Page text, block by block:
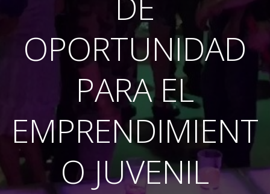
OPORTUNIDAD
PARA EL
EMPRENDIMIENT
O JUVENIL